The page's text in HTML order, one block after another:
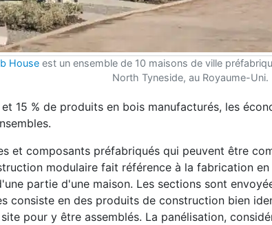
House est un ensemble de 10 maisons de ville
North Tyneside, au Royaume-Uni.
15 % de produits en bois manufacturés, les
et composants préfabriqués qui peuvent être
modulaire fait référence à la fabrication
partie d'une maison. Les sections sont
consiste en des produits de construction bien
pour y être assemblés. La panélisation,